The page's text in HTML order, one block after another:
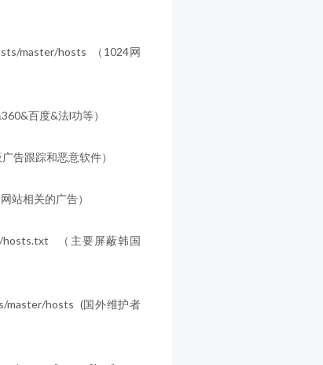
master/hosts （1024网
百度&法l功等）
告跟踪和恶意软件）
相关的广告）
hosts.txt （主要屏蔽韩国
master/hosts (国外维护者